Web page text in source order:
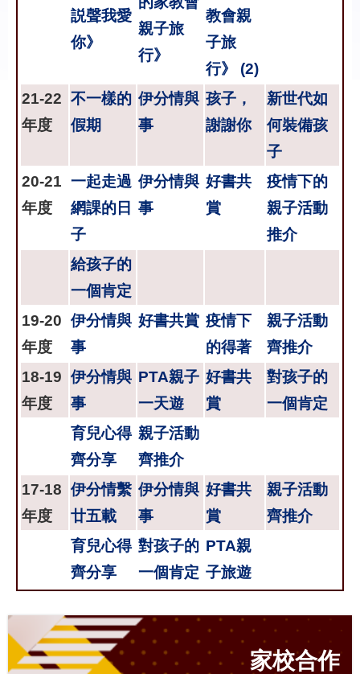
説聲我愛
你》
親子旅
行》
教會親
子旅
行》 (2)
21-22
年度
不一樣的
假期
伊分情與
事
孩子，
謝謝你
新世代如
何裝備孩
子
20-21
年度
一起走過
網課的日
子
伊分情與
事
好書共
賞
疫情下的
親子活動
推介
給孩子的
一個肯定
19-20
年度
伊分情與
事
好書共賞 疫情下
的得著
親子活動
齊推介
18-19
年度
伊分情與
事
PTA親子
一天遊
好書共
賞
對孩子的
一個肯定
育兒心得
齊分享
親子活動
齊推介
17-18
年度
伊分情繫
廿五載
伊分情與
事
好書共
賞
親子活動
齊推介
育兒心得
齊分享
對孩子的
一個肯定
PTA親
子旅遊
家校合作